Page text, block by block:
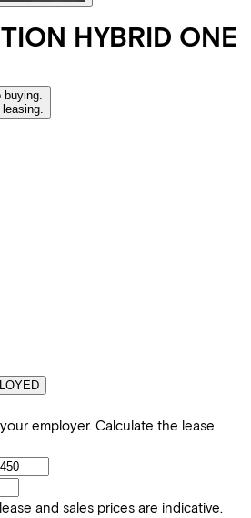
HYBRID ONE
buying.
employer. Calculate the lease
and sales prices are indicative.